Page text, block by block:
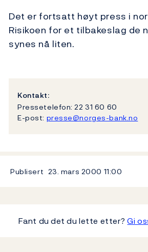
Det er fortsatt høyt press i
Risikoen for et tilbakeslag de
synes nå liten.
Kontakt:
Pressetelefon: 22 31 60 60
E-post: presse@norges-bank.no
Publisert 23. mars 2000 11:00
Fant du det du lette etter?Gi